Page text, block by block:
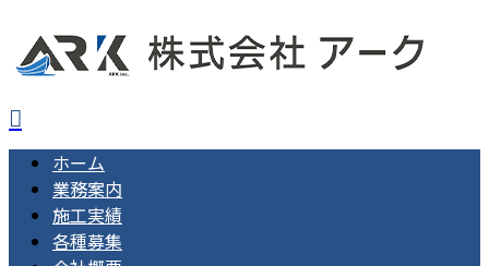
ホーム
業務案内
施工実績
各種募集